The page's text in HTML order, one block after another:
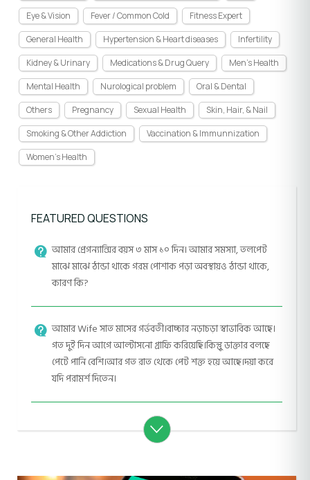
Eye & Vision Fever / Common Cold
Fitness Expert
General Health
Hypertension & Heart diseases
Infertility
Kidney & Urinary
Medications & Drug Query
Men's Health
Mental Health
Nurological problem
Oral & Dental
Others
Pregnancy Sexual Health
Skin, Hair, & Nail
Smoking & Other Addiction
Vaccination & Immunnization
Women's Health
FEATURED QUESTIONS
আমার প্রেগন্যান্সির বয়স ৩ মাস ১০ দিন। আমার সমস্যা, তলপেট
মাঝে মাঝে ঠান্ডা থাকে গরম পোশাক পড়া অবস্থায়ও ঠান্ডা থাকে,
কারণ কি?
আমার Wife সাত মাসের গর্ভবতী।বাচ্চার নড়াচড়া স্বাভাবিক আছে।
গত দুই দিন আগে আল্টাসনো গ্রাফি করিয়েছি।কিন্তুু ডাক্তার বলছে
পেটে পানি বেশি।আর গত রাত থেকে পেট শক্ত হয়ে আছে।দয়া করে
যদি পরামর্শ দিতেন।